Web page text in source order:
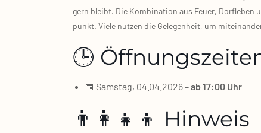
gern bleibt. Die Kom­bi­na­ti­on aus Feu­er, Dorf­le­ben
punkt. Vie­le nut­zen die Gele­gen­heit, um
🕒
📅 Sams­tag, 04.04.2026 –ab 17:00 Uhr
👨‍👩‍👧‍👦 Hinweis